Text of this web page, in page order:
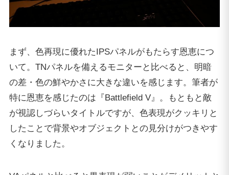
まず、色再現に優れたIPSパネルがもたらす恩恵につ
いて。TNパネルを備えるモニターと比べると、明暗
の差・色の鮮やかさに大きな違いを感じます。筆者が
特に恩恵を感じたのは『Battlefield V』。もともと敵
が視認しづらいタイトルですが、色表現がクッキリと
したことで背景やオブジェクトとの見分けがつきやす
くなりました。